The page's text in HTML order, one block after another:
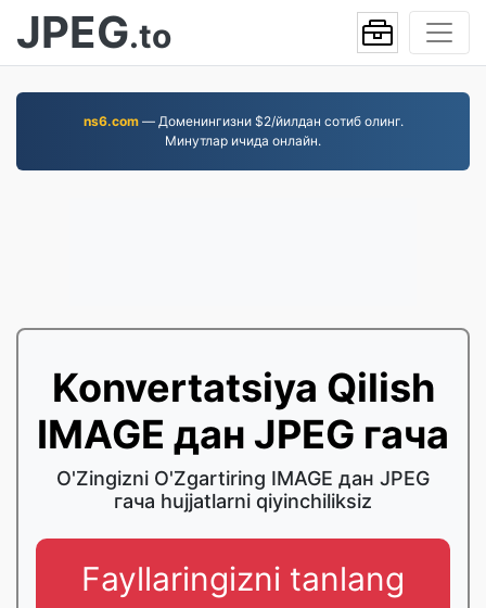
JPEG.to
ns6.com— Доменингизни $2/йилдан сотиб олинг.
Минутлар ичида онлайн.
Konvertatsiya Qilish
IMAGE дан JPEG гача
O'Zingizni O'Zgartiring IMAGE дан JPEG
гача hujjatlarni qiyinchiliksiz
Fayllaringizni tanlang